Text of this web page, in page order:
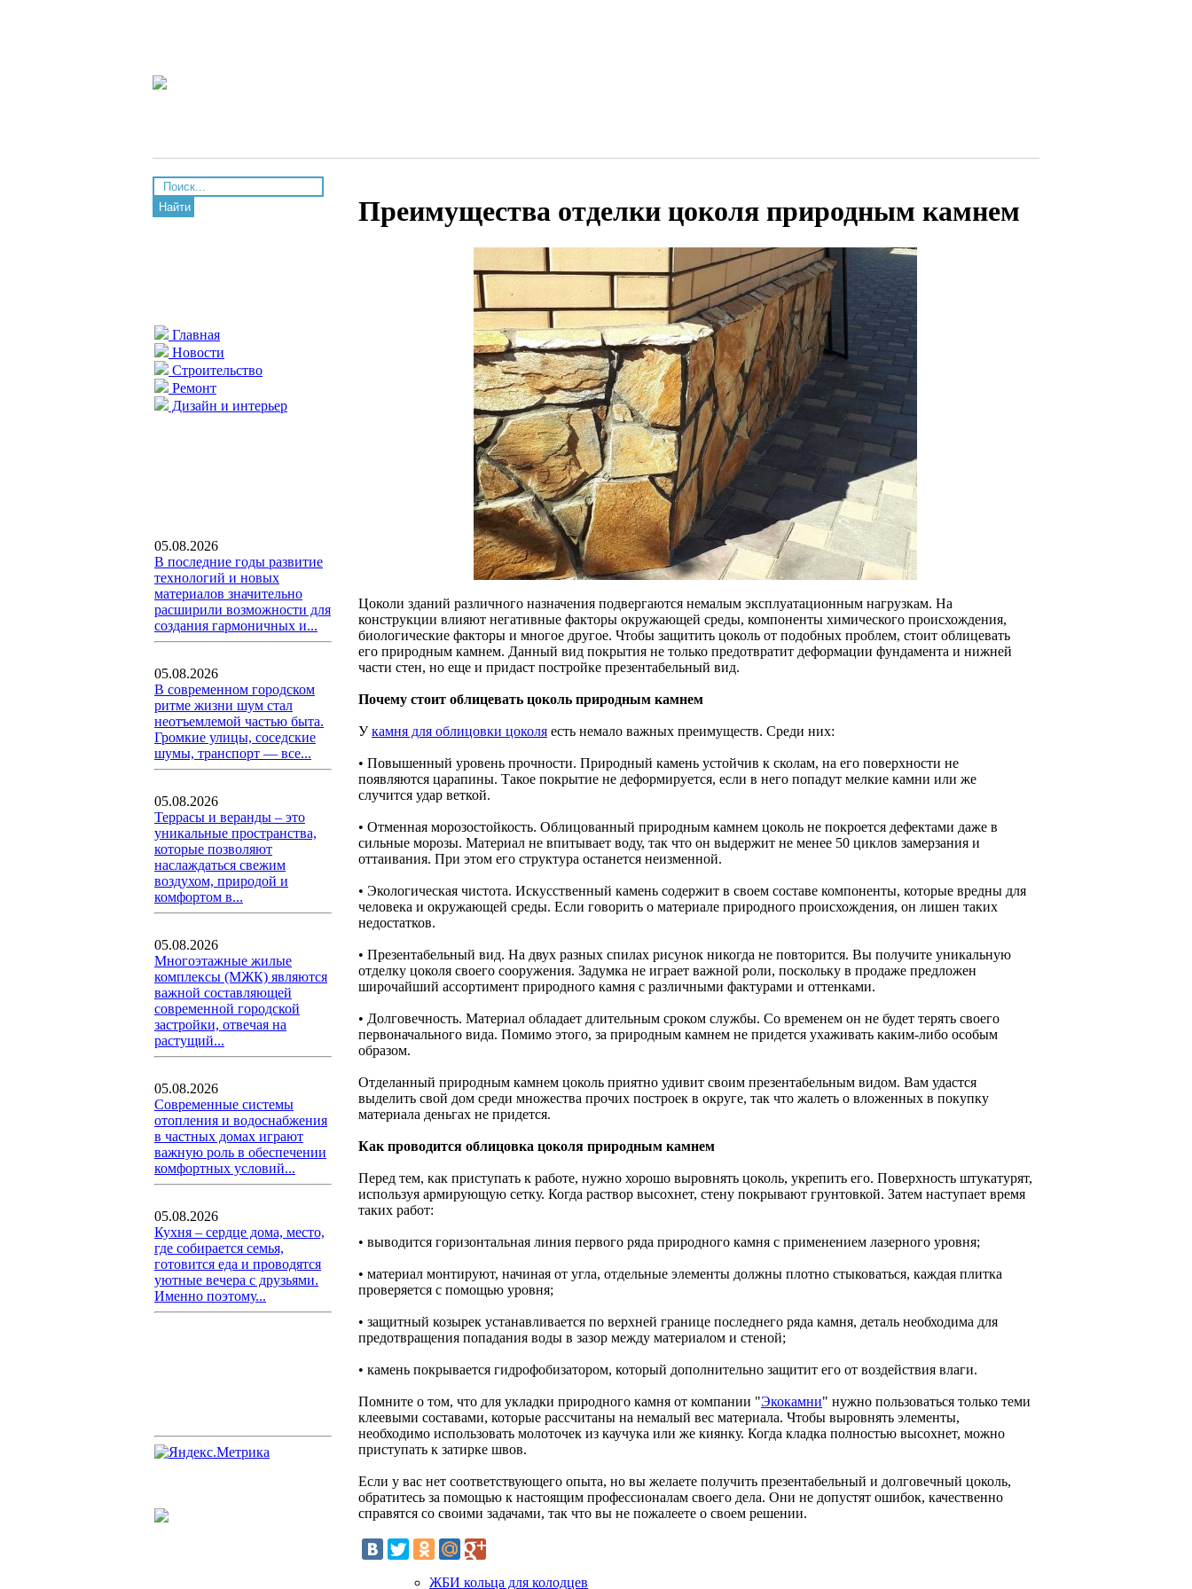
Найти
Главная
Новости
Строительство
Ремонт
Дизайн и интерьер
05.08.2026
В последние годы развитие
технологий и новых
материалов значительно
расширили возможности для
создания гармоничных и...
05.08.2026
В современном городском
ритме жизни шум стал
неотъемлемой частью быта.
Громкие улицы, соседские
шумы, транспорт — все...
05.08.2026
Террасы и веранды – это
уникальные пространства,
которые позволяют
наслаждаться свежим
воздухом, природой и
комфортом в...
05.08.2026
Многоэтажные жилые
комплексы (МЖК) являются
важной составляющей
современной городской
застройки, отвечая на
растущий...
05.08.2026
Современные системы
отопления и водоснабжения
в частных домах играют
важную роль в обеспечении
комфортных условий...
05.08.2026
Кухня – сердце дома, место,
где собирается семья,
готовится еда и проводятся
уютные вечера с друзьями.
Именно поэтому...
Преимущества отделки цоколя природным камнем
Цоколи зданий различного назначения подвергаются немалым эксплуатационным нагрузкам. На
конструкции влияют негативные факторы окружающей среды, компоненты химического происхождения,
биологические факторы и многое другое. Чтобы защитить цоколь от подобных проблем, стоит облицевать
его природным камнем. Данный вид покрытия не только предотвратит деформации фундамента и нижней
части стен, но еще и придаст постройке презентабельный вид.
Почему стоит облицевать цоколь природным камнем
Укамня для облицовки цоколя есть немало важных преимуществ. Среди них:
• Повышенный уровень прочности. Природный камень устойчив к сколам, на его поверхности не
появляются царапины. Такое покрытие не деформируется, если в него попадут мелкие камни или же
случится удар веткой.
• Отменная морозостойкость. Облицованный природным камнем цоколь не покроется дефектами даже в
сильные морозы. Материал не впитывает воду, так что он выдержит не менее 50 циклов замерзания и
оттаивания. При этом его структура останется неизменной.
• Экологическая чистота. Искусственный камень содержит в своем составе компоненты, которые вредны для
человека и окружающей среды. Если говорить о материале природного происхождения, он лишен таких
недостатков.
• Презентабельный вид. На двух разных спилах рисунок никогда не повторится. Вы получите уникальную
отделку цоколя своего сооружения. Задумка не играет важной роли, поскольку в продаже предложен
широчайший ассортимент природного камня с различными фактурами и оттенками.
• Долговечность. Материал обладает длительным сроком службы. Со временем он не будет терять своего
первоначального вида. Помимо этого, за природным камнем не придется ухаживать каким-либо особым
образом.
Отделанный природным камнем цоколь приятно удивит своим презентабельным видом. Вам удастся
выделить свой дом среди множества прочих построек в округе, так что жалеть о вложенных в покупку
материала деньгах не придется.
Как проводится облицовка цоколя природным камнем
Перед тем, как приступать к работе, нужно хорошо выровнять цоколь, укрепить его. Поверхность штукатурят,
используя армирующую сетку. Когда раствор высохнет, стену покрывают грунтовкой. Затем наступает время
таких работ:
• выводится горизонтальная линия первого ряда природного камня с применением лазерного уровня;
• материал монтируют, начиная от угла, отдельные элементы должны плотно стыковаться, каждая плитка
проверяется с помощью уровня;
• защитный козырек устанавливается по верхней границе последнего ряда камня, деталь необходима для
предотвращения попадания воды в зазор между материалом и стеной;
• камень покрывается гидрофобизатором, который дополнительно защитит его от воздействия влаги.
Помните о том, что для укладки природного камня от компании "Экокамни" нужно пользоваться только теми
клеевыми составами, которые рассчитаны на немалый вес материала. Чтобы выровнять элементы,
необходимо использовать молоточек из каучука или же киянку. Когда кладка полностью высохнет, можно
приступать к затирке швов.
Если у вас нет соответствующего опыта, но вы желаете получить презентабельный и долговечный цоколь,
обратитесь за помощью к настоящим профессионалам своего дела. Они не допустят ошибок, качественно
справятся со своими задачами, так что вы не пожалеете о своем решении.
ЖБИ кольца для колодцев